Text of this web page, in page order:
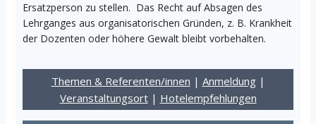
Ersatzperson zu stellen. Das Recht auf Absagen des
Lehrganges aus organisatorischen Gründen, z. B. Krankheit
der Dozenten oder höhere Gewalt bleibt vorbehalten.
Themen & Referenten/innen | Anmeldung|
Veranstaltungsort| Hotelempfehlungen